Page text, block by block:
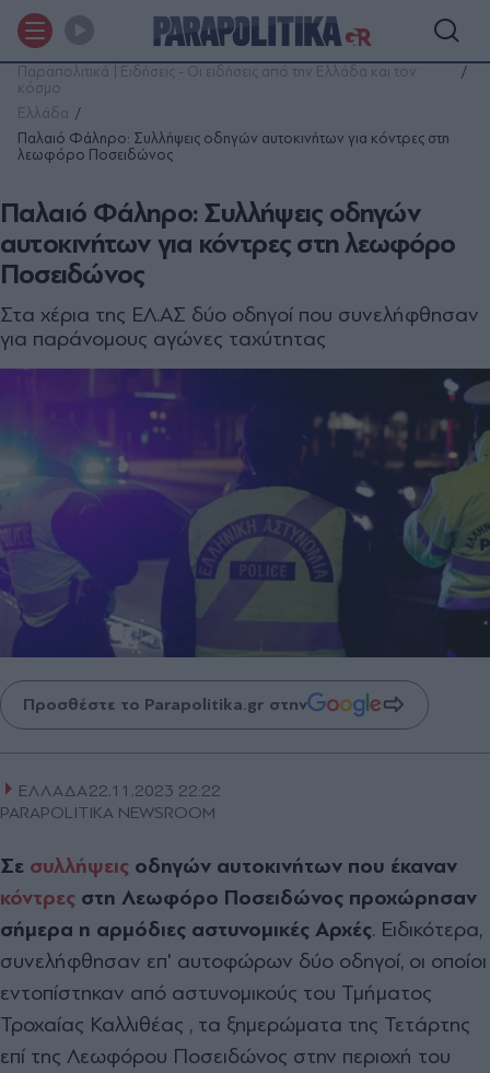
Παραπολιτικά | Ειδήσεις - Οι ειδήσεις από την Ελλάδα και τον
κόσμο
Ελλάδα
Παλαιό Φάληρο: Συλλήψεις οδηγών αυτοκινήτων για κόντρες στη
λεωφόρο Ποσειδώνος
Παλαιό Φάληρο: Συλλήψεις οδηγών
αυτοκινήτων για κόντρες στη λεωφόρο
Ποσειδώνος
Στα χέρια της ΕΛ.ΑΣ δύο οδηγοί που συνελήφθησαν
για παράνομους αγώνες ταχύτητας
Προσθέστε το Parapolitika.gr στην
ΕΛΛΑΔΑ22.11.2023 22:22
PARAPOLITIKA NEWSROOM
Σε συλλήψεις οδηγών αυτοκινήτων που έκαναν
κόντρες στη Λεωφόρο Ποσειδώνος προχώρησαν
σήμερα η αρμόδιες αστυνομικές Αρχές. Ειδικότερα,
συνελήφθησαν επ' αυτοφώρων δύο οδηγοί, οι οποίοι
εντοπίστηκαν από αστυνομικούς του Τμήματος
Τροχαίας Καλλιθέας , τα ξημερώματα της Τετάρτης
επί της Λεωφόρου Ποσειδώνος στην περιοχή του